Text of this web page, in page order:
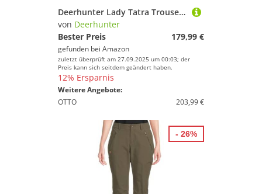
Deerhunter Lady Tatra Trousers Loden Wood
von Deerhunter
Bester Preis
179,99 €
gefunden bei Amazon
zuletzt überprüft am 27.09.2025 um 00:03; der
Preis kann sich seitdem geändert haben.
12% Ersparnis
Weitere Angebote:
OTTO
203,99 €
- 26%